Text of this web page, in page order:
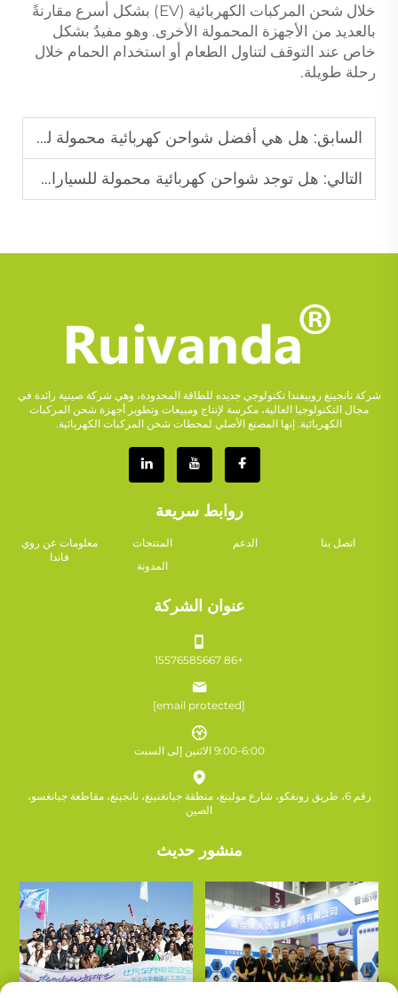
خلال شحن المركبات الكهربائية (EV) بشكل أسرع مقارنةً
بالعديد من الأجهزة المحمولة الأخرى. وهو مفيدٌ بشكل
خاص عند التوقف لتناول الطعام أو استخدام الحمام خلال
رحلة طويلة.
السابق: هل هي أفضل شواحن كهربائية محمولة للرحلات البرية؟
التالي: هل توجد شواحن كهربائية محمولة للسيارات الكهربائية (EV) للرحلات الطويلة على الطرق؟
شركة نانجينغ روييفندا تكنولوجي جديده للطاقة المحدودة، وهي شركة صينية رائدة في
مجال التكنولوجيا العالية، مكرسة لإنتاج ومبيعات وتطوير أجهزة شحن المركبات
الكهربائية. إنها المصنع الأصلي لمحطات شحن المركبات الكهربائية.
روابط سريعة
معلومات عن روي
فاندا
المنتجات الدعم
اتصل بنا
المدونة
عنوان الشركة
+86 15576585667
[email protected]
9:00-6:00 الاثنين إلى السبت
رقم 6، طريق زونغكو، شارع مولينغ، منطقة جيانغنينغ، نانجينغ، مقاطعة جيانغسو،
الصين
منشور حديث